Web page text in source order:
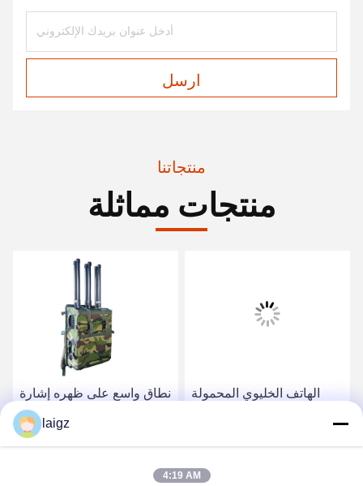
ارسل
منتجاتنا
منتجات مماثلة
نطاق واسع على ظهره إشارة
جهاز تشويش سوبر تأثير
للجيل الثالث 3G و 4 G
إشارات
الهاتف الخليوي المحمولة
laigz
4:19 AM